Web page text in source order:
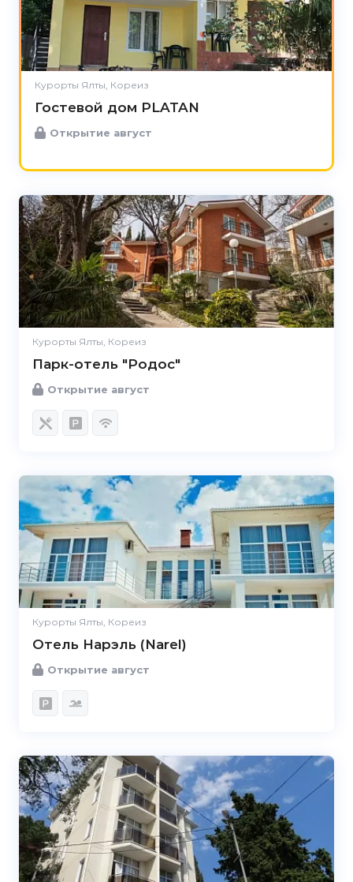
Курорты Ялты, Кореиз
Гостевой дом PLATAN
Открытие август
Курорты Ялты, Кореиз
Парк-отель "Родос"
Открытие август
Курорты Ялты, Кореиз
Отель Нарэль (Narel)
Открытие август